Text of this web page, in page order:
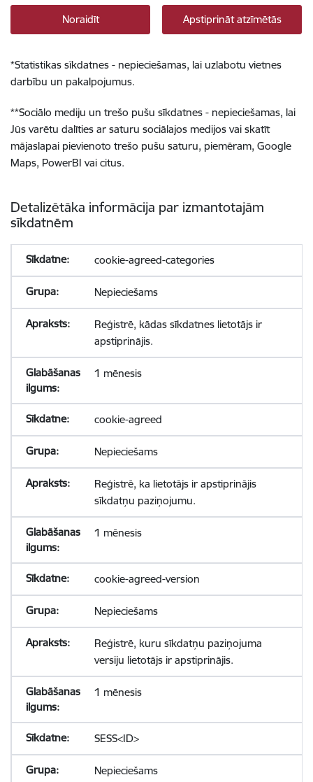
Noraidīt Apstiprināt atzīmētās
*Statistikas sīkdatnes - nepieciešamas, lai uzlabotu vietnes
darbību un pakalpojumus.
**Sociālo mediju un trešo pušu sīkdatnes - nepieciešamas, lai
Jūs varētu dalīties ar saturu sociālajos medijos vai skatīt
mājaslapai pievienoto trešo pušu saturu, piemēram, Google
Maps, PowerBI vai citus.
Detalizētāka informācija par izmantotajām
sīkdatnēm
cookie-agreed-categories
Nepieciešams
Reģistrē, kādas sīkdatnes lietotājs ir
apstiprinājis.
1 mēnesis
cookie-agreed
Nepieciešams
Reģistrē, ka lietotājs ir apstiprinājis
sīkdatņu paziņojumu.
1 mēnesis
cookie-agreed-version
Nepieciešams
Reģistrē, kuru sīkdatņu paziņojuma
versiju lietotājs ir apstiprinājis.
1 mēnesis
SESS<ID>
Nepieciešams